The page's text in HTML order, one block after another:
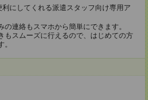
にしてくれる派遣スタッフ向け専用ア
連絡もスマホから簡単にできます。
もスムーズに行えるので、はじめての方